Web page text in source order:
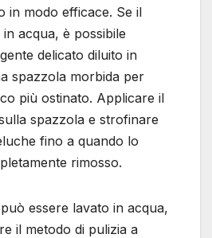
in modo efficace. Se il
acqua, è possibile
delicato diluito in
spazzola morbida per
più ostinato. Applicare il
spazzola e strofinare
fino a quando lo
rimosso.
essere lavato in acqua,
il metodo di pulizia a